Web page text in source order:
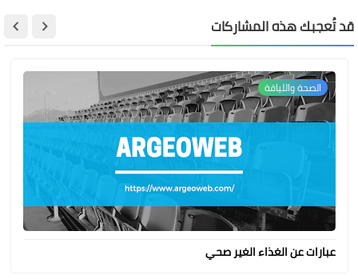
قد تُعجبك هذه المشاركات
الصحة واللياقة
عبارات عن الغذاء الغير صحي